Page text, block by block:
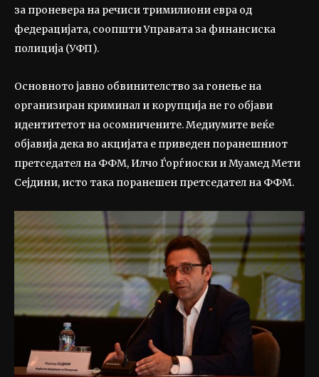
за проневера на речиси тримилиони евра од
федерацијата, соопшти Управата за финансиска
полиција (УФП).
Основното јавно обвинителство за гонење на
организиран криминал и корупција не го објави
идентитетот на осомничените. Медиумите веќе
објавија дека во акцијата е приведен поранешниот
претседател на ФФМ, Илчо Ѓорѓиоски и Муамед Мети
Сејдини, исто така поранешен претседател на ФФМ.